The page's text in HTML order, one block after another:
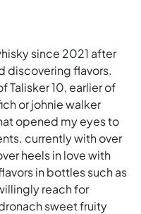
since 2021 after
discovering flavors.
Talisker 10, earlier of
or johnie walker
opened my eyes to
currently with over
heels in love with
in bottles such as
reach for
sweet fruity